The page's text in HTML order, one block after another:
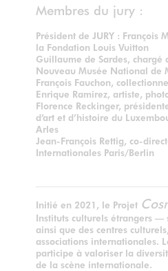
Membres du jury :
Président de JURY : François
la Fondation Louis Vuitton
Guillaume de Sardes, chargé
Nouveau Musée National de
François Fauchon,
Enrique Ramirez, artiste,
Florence Reckinger,
d’art et d’histoire du
Arles
Jean-François Rettig, co-
Internationales Paris/Berlin
Initié en 2021, le Projet
Instituts culturels étrangers —
ainsi que des centres
associations internationales.
participe à valoriser la
de la scène internationale.